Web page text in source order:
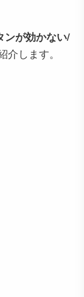
ンが効かない/
介します。